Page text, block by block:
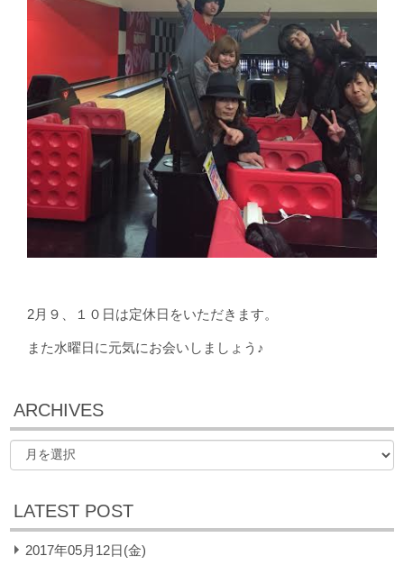
2月９、１０日は定休日をいただきます。
また水曜日に元気にお会いしましょう♪
ARCHIVES
LATEST POST
2017年05月12日(金)